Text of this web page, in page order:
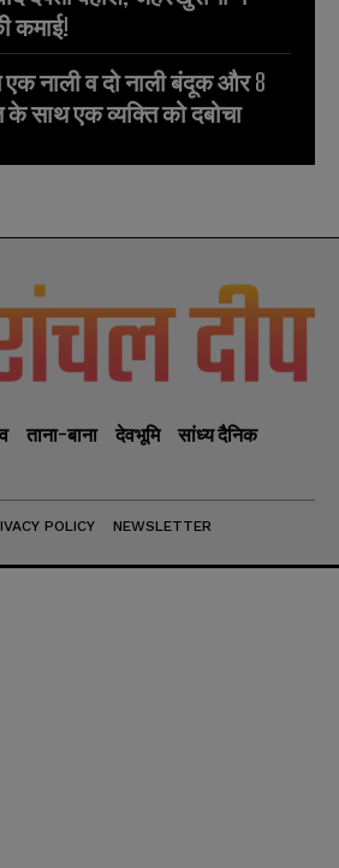
कमाई!
नाली व दो नाली बंदूक और 8
साथ एक व्यक्ति को दबोचा
ताना-बाना देवभूमि
सांध्य दैनिक
POLICY NEWSLETTER